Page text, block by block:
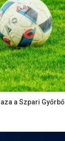
a Szpari Győrből